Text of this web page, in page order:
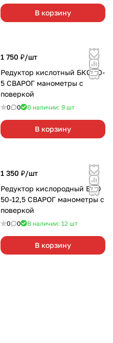
В корзину
1 750 ₽/шт
Редуктор кислотный БКО 50-
5 СВАРОГ манометры с
поверкой
0 0 В наличии: 9 шт
В корзину
1 350 ₽/шт
Редуктор кислородный БКО
50-12,5 СВАРОГ манометры с
поверкой
0 0 В наличии: 12 шт
В корзину